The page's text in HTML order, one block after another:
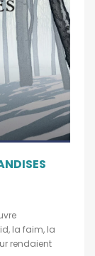
la faim, la
rendaient